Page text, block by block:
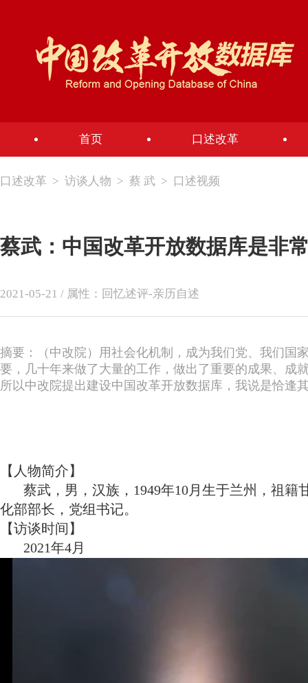
首页 口述改革
口述改革 > 访谈人物 > 蔡 武 > 口述视频
蔡武：中国改革开放数据库是非
2021-05-21 / 属性：回忆述评-亲历自述
摘要：（中改院）用社会化机制，成为我们党、我们国
要，几十年来做了大量的工作，做出了重要的成果、成
所以中改院提出建设中国改革开放数据库，我说是恰逢
【人物简介】
蔡武，男，汉族，1949年10月生于兰州，祖
化部部长，党组书记。
【访谈时间】
2021年4月